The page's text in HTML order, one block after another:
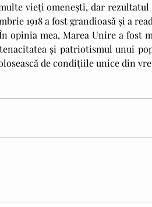
vieți omenești, dar
1918 a fost grandioasă și a
și patriotismul unui
de condițiile unice din